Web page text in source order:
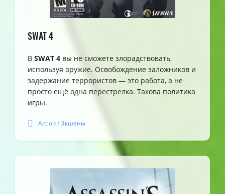
SWAT 4
В SWAT 4 вы не сможете злорадствовать,
используя оружие. Освобождение заложников и
задержание террористов — это работа, а не
просто ещё одна перестрелка. Такова политика
игры.
Action / Экшены